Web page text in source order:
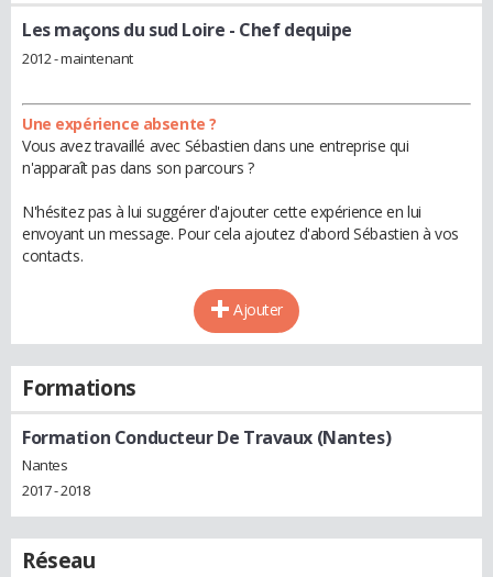
Les maçons du sud Loire - Chef dequipe
2012 - maintenant
Une expérience absente ?
Vous avez travaillé avec Sébastien dans une entreprise qui
n'apparaît pas dans son parcours ?
N'hésitez pas à lui suggérer d'ajouter cette expérience en lui
envoyant un message. Pour cela ajoutez d'abord Sébastien à vos
contacts.
Ajouter
Formations
Formation Conducteur De Travaux (Nantes)
Nantes
2017 - 2018
Réseau